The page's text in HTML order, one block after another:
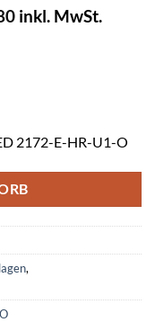
inkl. MwSt.
2172-E-HR-U1-O
,